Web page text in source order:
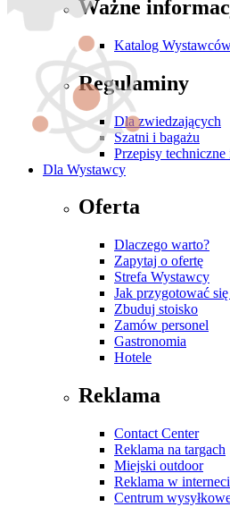
Ważne
Katalog
Regulaminy
Dla zwiedzających
Szatni i bagażu
Przepisy
Dla Wystawcy
Oferta
Dlaczego warto?
Zapytaj o ofertę
Strefa Wystawcy
Jak przygotować
Zbuduj stoisko
Zamów personel
Gastronomia
Hotele
Reklama
Contact Center
Reklama na targach
Miejski outdoor
Reklama w
Centrum